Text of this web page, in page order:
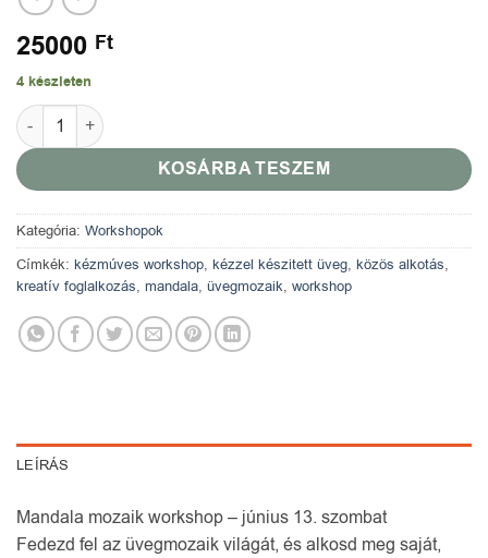
25000 Ft
4 készleten
Mandala mozaik workshop - június 13. szombat mennyiség
KOSÁRBA TESZEM
Kategória: Workshopok
Címkék: kézmúves workshop, kézzel készitett üveg, közös alkotás,
kreatív foglalkozás, mandala, üvegmozaik, workshop
LEÍRÁS
Mandala mozaik workshop – június 13. szombat
Fedezd fel az üvegmozaik világát, és alkosd meg saját,